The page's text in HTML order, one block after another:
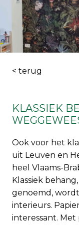
< terug
KLASSIEK
Ook voor het
uit Leuven en
heel Vlaams-
Klassiek
genoemd,
interieurs.
interessant.